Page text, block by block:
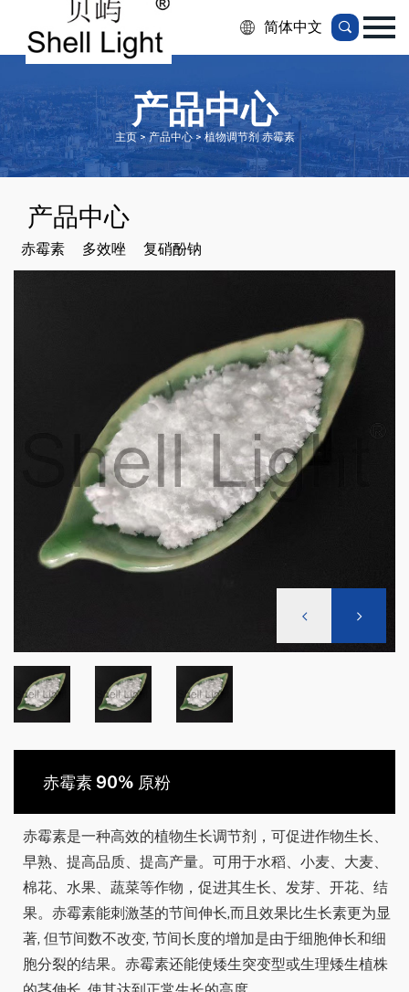
简体中文
产品中心
主页 > 产品中心 > 植物调节剂 赤霉素
产品中心
赤霉素 多效唑 复硝酚钠
赤霉素 90% 原粉
赤霉素是一种高效的植物生长调节剂，可促进作物生长、
早熟、提高品质、提高产量。可用于水稻、小麦、大麦、
棉花、水果、蔬菜等作物，促进其生长、发芽、开花、结
果。赤霉素能刺激茎的节间伸长,而且效果比生长素更为显
著, 但节间数不改变, 节间长度的增加是由于细胞伸长和细
胞分裂的结果。赤霉素还能使矮生突变型或生理矮生植株